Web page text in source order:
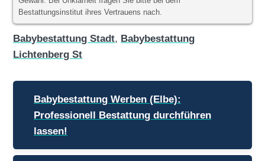
Bestattungsinstitut ihres Vertrauens nach.
Babybestattung Stadt, Babybestattung
Lichtenberg St
Beitragsnavigation
Babybestattung Werben (Elbe):
Professionell Bestattung durchführen
lassen!